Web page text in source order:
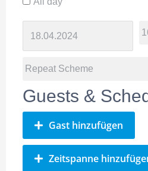
Guests &
Gast hinzufügen
Zeitspanne